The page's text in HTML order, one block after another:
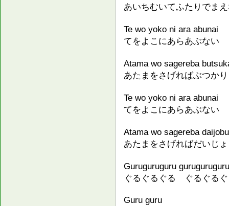
あいちむいてふたりでま
Te wo yoko ni ara abunai
てをよこにあらあぶない
Atama wo sagereba
あたまをさげればぶつか
Te wo yoko ni ara abunai
てをよこにあらあぶない
Atama wo sagereba daijobu
あたまをさげればだいじ
Guruguruguru guruguruguru
ぐるぐるぐる ぐるぐる
Guru guru